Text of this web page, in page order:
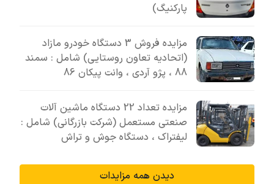
پارکنیگ)
مزایده فروش 3 دستگاه خودرو مازاد
(اتحادیه تعاون روستایی) شامل : سمند
88 ، پژو آردی ، وانت پیکان 86
مزایده تعداد 22 دستگاه ماشین آلات
صنعتی مستعمل (شرکت بازرگانی) شامل :
لیفتراک ، دستگاه جوش و تراش
دیدن همه مزایدات